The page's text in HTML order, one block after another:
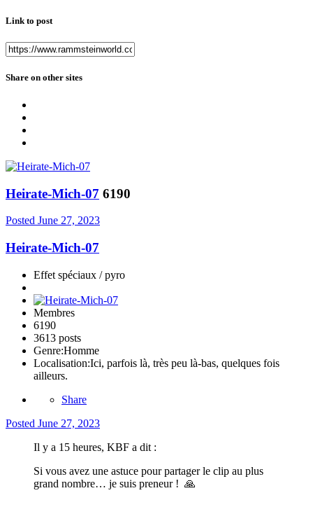
Link to post
Share on other sites
Heirate-Mich-07 6190
Posted June 27, 2023
Heirate-Mich-07
Effet spéciaux / pyro
Membres
6190
3613 posts
Genre:Homme
Localisation:Ici, parfois là, très peu là-bas, quelques fois
ailleurs.
Share
Posted June 27, 2023
Il y a 15 heures, KBF a dit :
Si vous avez une astuce pour partager le clip au plus
grand nombre… je suis preneur ! 🙏